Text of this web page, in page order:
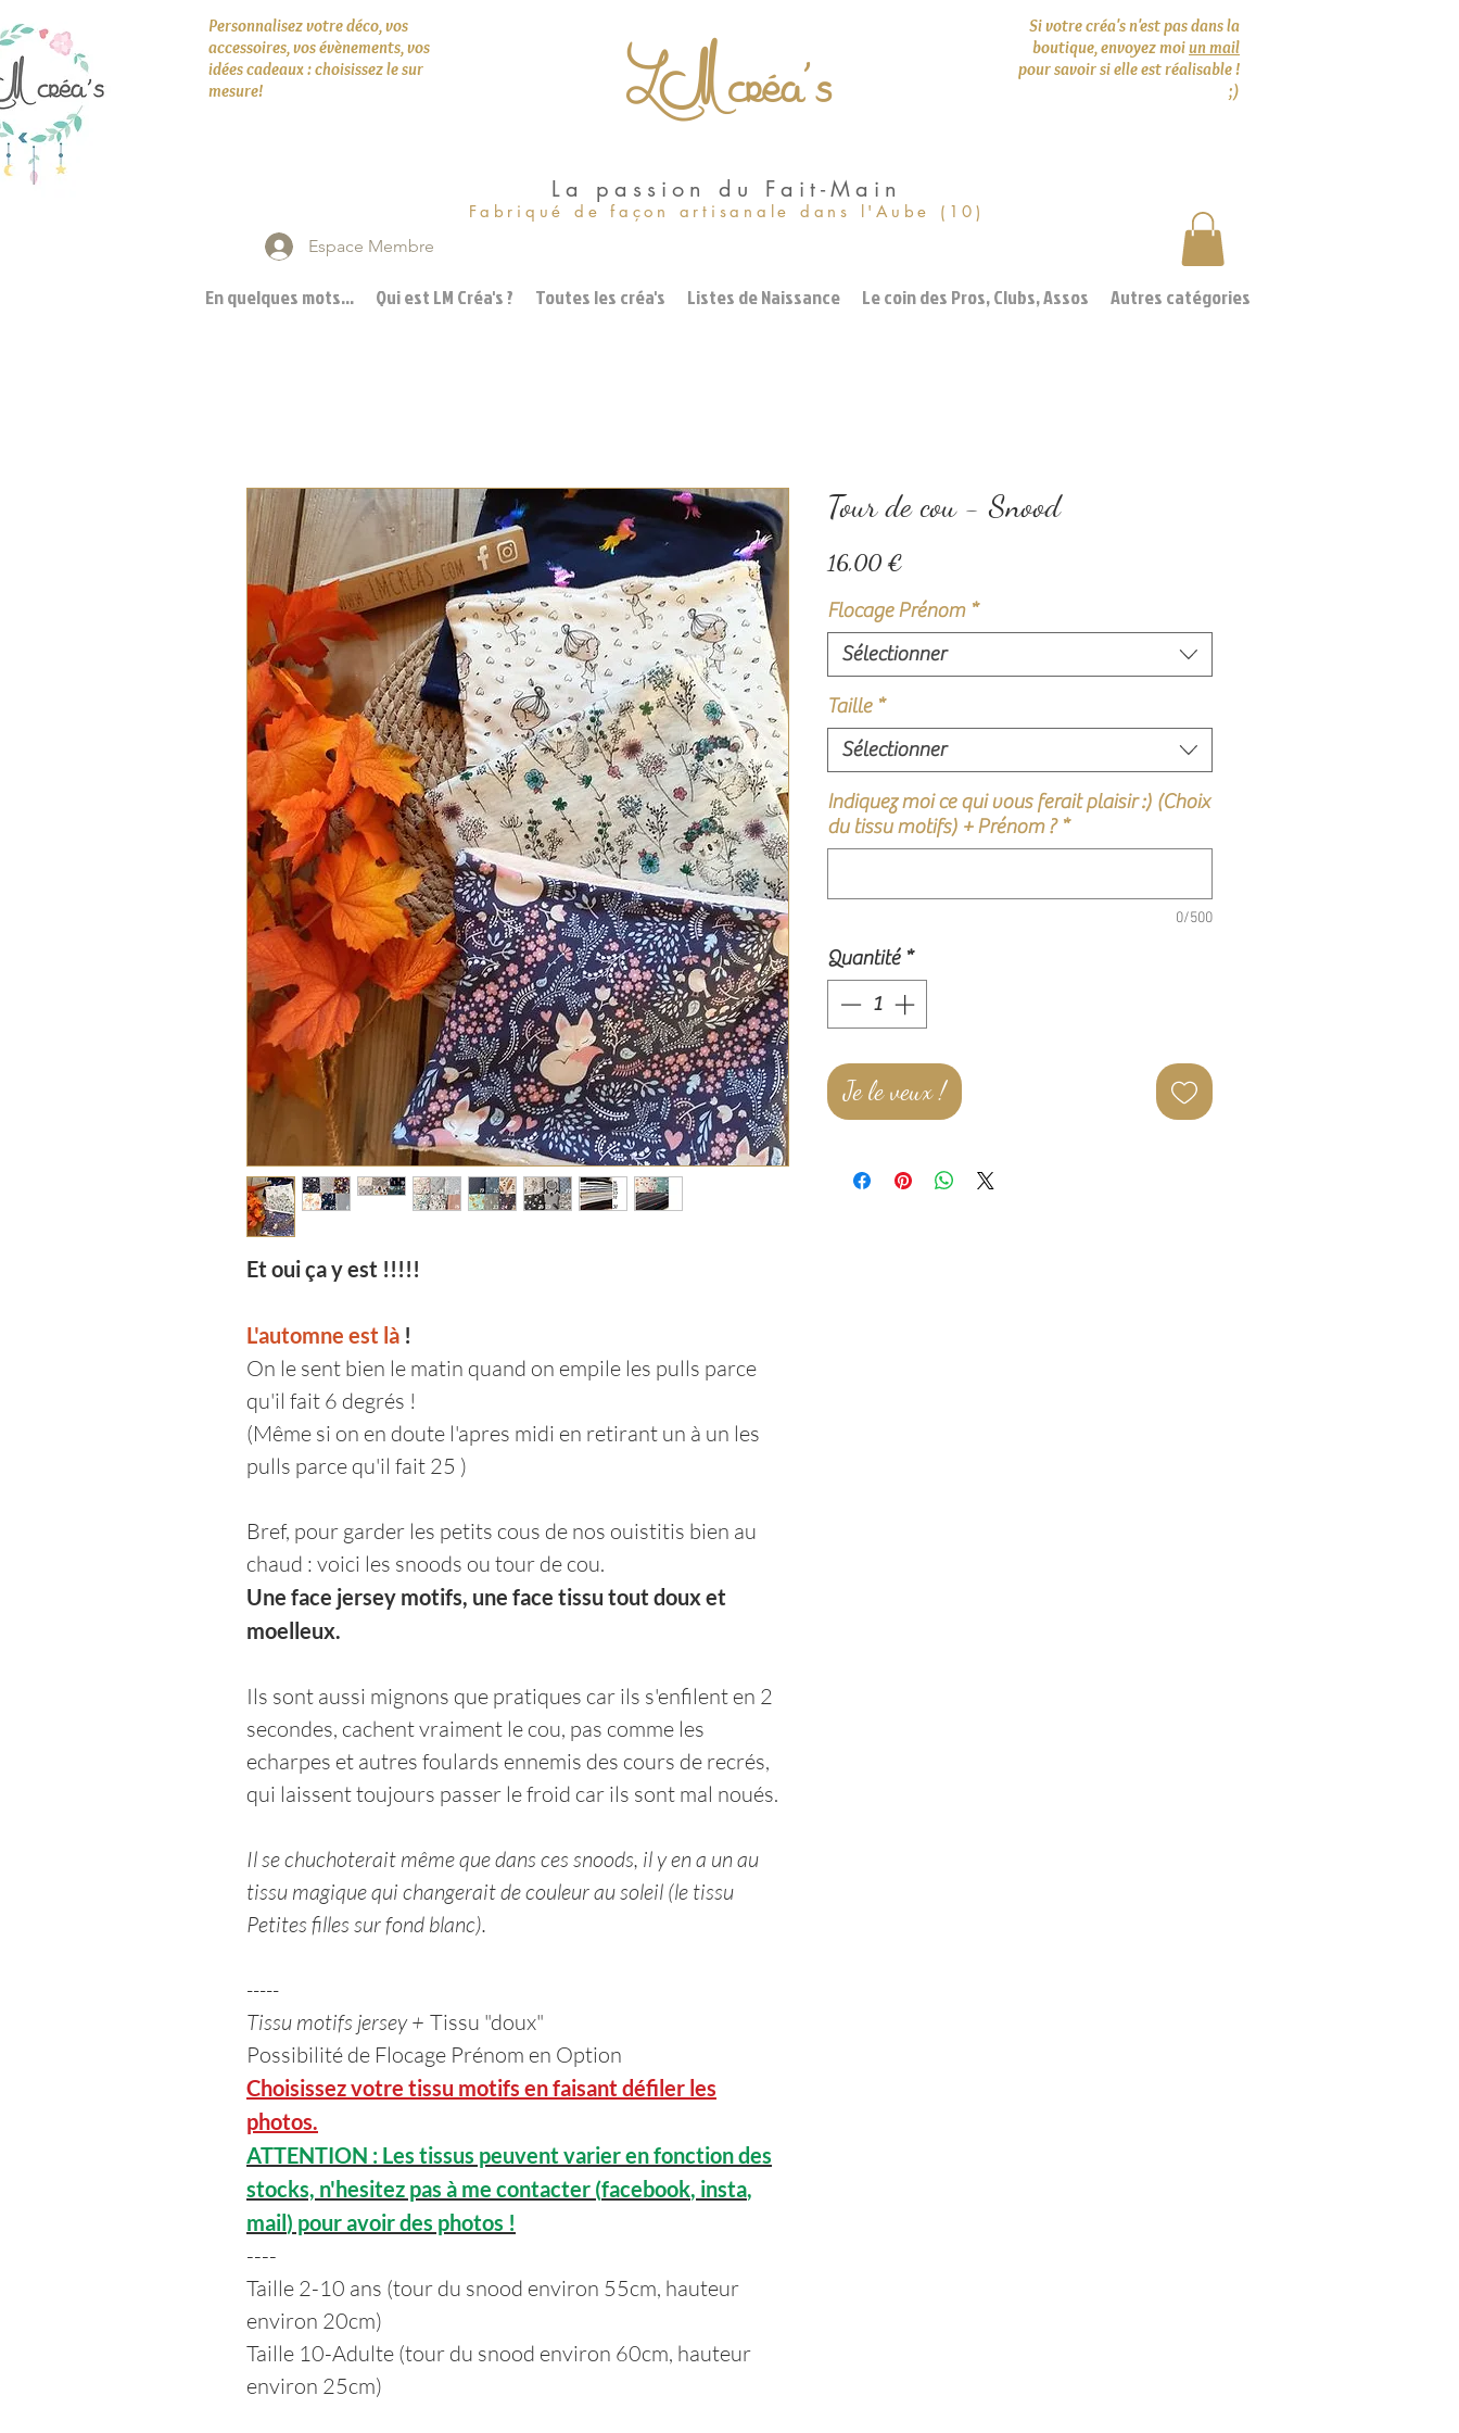
Personnalisez votre déco, vos
accessoires, vos évènements, vos
idées cadeaux : choisissez le sur
mesure!
LM créa's
Si votre créa's n'est pas dans la
boutique, envoyez moiun mail
pour savoir si elle est réalisable !
;)
La passion du Fait-Main
Fabriqué de façon artisanale dans l'Aube (10)
Espace Membre
En quelques mots... Qui est LM Créa's ? Toutes les créa's Listes de Naissance Le coin des Pros, Clubs, Assos Autres catégories
Et oui ça y est !!!!!
L'automne est là !
On le sent bien le matin quand on empile les pulls parce
qu'il fait 6 degrés !
(Même si on en doute l'apres midi en retirant un à un les
pulls parce qu'il fait 25 )
Bref, pour garder les petits cous de nos ouistitis bien au
chaud : voici les snoods ou tour de cou.
Une face jersey motifs, une face tissu tout doux et
moelleux.
Ils sont aussi mignons que pratiques car ils s'enfilent en 2
secondes, cachent vraiment le cou, pas comme les
echarpes et autres foulards ennemis des cours de recrés,
qui laissent toujours passer le froid car ils sont mal noués.
Il se chuchoterait même que dans ces snoods, il y en a un au
tissu magique qui changerait de couleur au soleil (le tissu
Petites filles sur fond blanc).
-----
Tissu motifs jersey + Tissu "doux"
Possibilité de Flocage Prénom en Option
Choisissez votre tissu motifs en faisant défiler les
photos.
ATTENTION : Les tissus peuvent varier en fonction des
stocks, n'hesitez pas à me contacter (facebook, insta,
mail) pour avoir des photos !
----
Taille 2-10 ans (tour du snood environ 55cm, hauteur
environ 20cm)
Taille 10-Adulte (tour du snood environ 60cm, hauteur
environ 25cm)
Tour de cou - Snood
16,00 €
Flocage Prénom *
Sélectionner
Taille *
Sélectionner
Indiquez moi ce qui vous ferait plaisir :) (Choix
du tissu motifs) + Prénom ? *
0/500
Quantité *
Je le veux !